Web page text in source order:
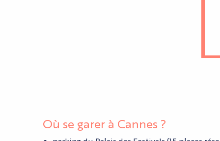
Où se garer à Cannes ?